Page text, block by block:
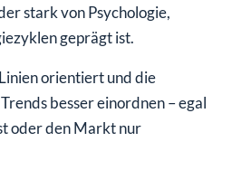
stark von Psychologie,
geprägt ist.
orientiert und die
besser einordnen – egal
oder den Markt nur